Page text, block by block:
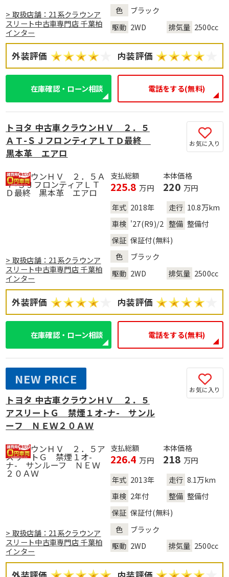
> 取扱店舗：21系クラウンア
スリート中古車専門店 千葉柏
インター
色
ブラック
駆動 2WD 排気量 2500cc
外装評価 内装評価
在庫確認・ローン相談 電話をする(無料)
お気に入り
トヨタ 中古車クラウンＨＶ ２．５
ＡＴ-ＳＪフロンティアＬＴＤ最終
黒本革 エアロ
> 取扱店舗：21系クラウンア
スリート中古車専門店 千葉柏
インター
支払総額
225.8 万円
本体価格
220 万円
年式 2018年 走行 10.8万km
車検 '27(R9)/2 整備 整備付
保証 保証付(無料)
色
ブラック
駆動 2WD 排気量 2500cc
外装評価 内装評価
在庫確認・ローン相談 電話をする(無料)
お気に入り
NEW PRICE
トヨタ 中古車クラウンＨＶ ２．５
アスリートＧ 禁煙１オ-ナ- サンル
ーフ ＮＥＷ２０ＡＷ
> 取扱店舗：21系クラウンア
スリート中古車専門店 千葉柏
インター
支払総額
226.4 万円
本体価格
218 万円
年式 2013年 走行 8.1万km
車検 2年付 整備 整備付
保証 保証付(無料)
色
ブラック
駆動 2WD 排気量 2500cc